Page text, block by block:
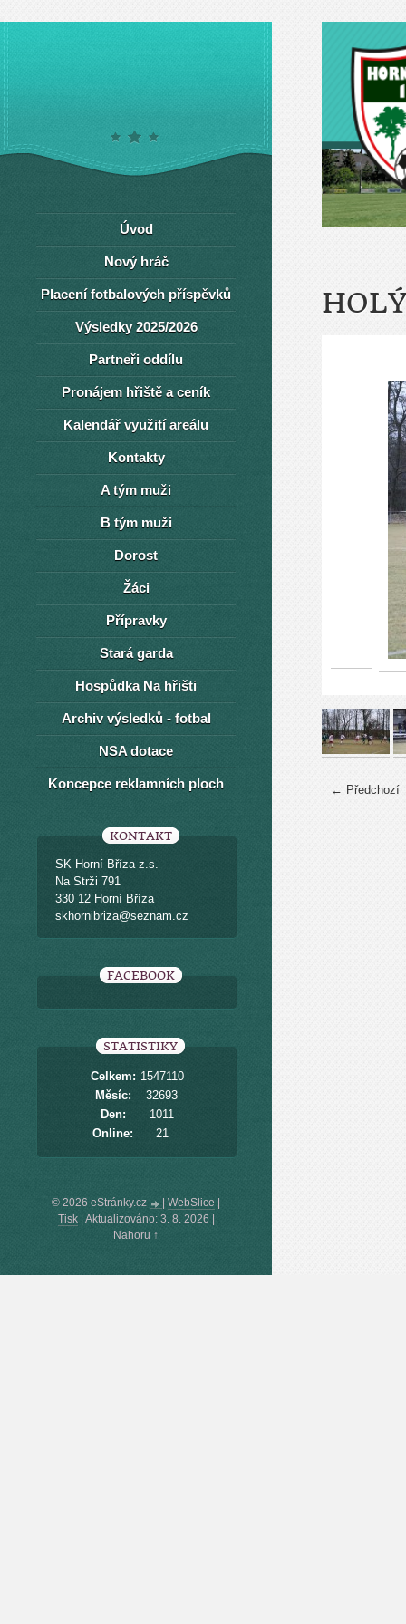
← Předchozí
Úvod
Nový hráč
Placení fotbalových příspěvků
Výsledky 2025/2026
Partneři oddílu
Pronájem hřiště a ceník
Kalendář využití areálu
Kontakty
A tým muži
B tým muži
Dorost
Žáci
Přípravky
Stará garda
Hospůdka Na hřišti
Archiv výsledků - fotbal
NSA dotace
Koncepce reklamních ploch
KONTAKT
SK Horní Bříza z.s.
Na Strži 791
330 12 Horní Bříza
skhornibriza@seznam.cz
FACEBOOK
STATISTIKY
Online: 21
Celkem: 1547110
Měsíc:
32693
Den:
1011
© 2026 eStránky.cz WebSlice
Tisk| Aktualizováno: 3. 8. 2026
Nahoru ↑